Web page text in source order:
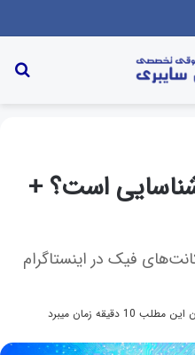
است؟ +
فیک در اینستاگرام
10 دقیقه زمان میبرد